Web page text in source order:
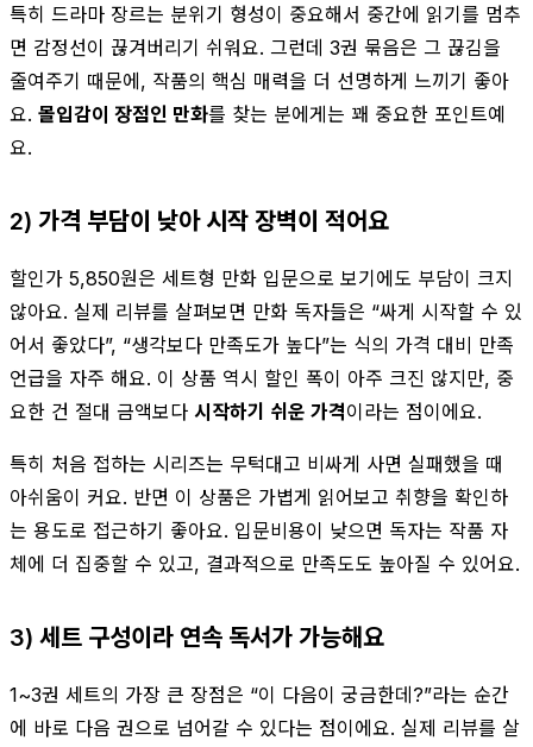
특히 드라마 장르는 분위기 형성이 중요해서 중간에 읽기를 멈추
면 감정선이 끊겨버리기 쉬워요. 그런데 3권 묶음은 그 끊김을
줄여주기 때문에, 작품의 핵심 매력을 더 선명하게 느끼기 좋아
요. 몰입감이 장점인 만화를 찾는 분에게는 꽤 중요한 포인트예
요.
2) 가격 부담이 낮아 시작 장벽이 적어요
할인가 5,850원은 세트형 만화 입문으로 보기에도 부담이 크지
않아요. 실제 리뷰를 살펴보면 만화 독자들은 “싸게 시작할 수 있
어서 좋았다”, “생각보다 만족도가 높다”는 식의 가격 대비 만족
언급을 자주 해요. 이 상품 역시 할인 폭이 아주 크진 않지만, 중
요한 건 절대 금액보다 시작하기 쉬운 가격이라는 점이에요.
특히 처음 접하는 시리즈는 무턱대고 비싸게 사면 실패했을 때
아쉬움이 커요. 반면 이 상품은 가볍게 읽어보고 취향을 확인하
는 용도로 접근하기 좋아요. 입문비용이 낮으면 독자는 작품 자
체에 더 집중할 수 있고, 결과적으로 만족도도 높아질 수 있어요.
3) 세트 구성이라 연속 독서가 가능해요
1~3권 세트의 가장 큰 장점은 “이 다음이 궁금한데?”라는 순간
에 바로 다음 권으로 넘어갈 수 있다는 점이에요. 실제 리뷰를 살